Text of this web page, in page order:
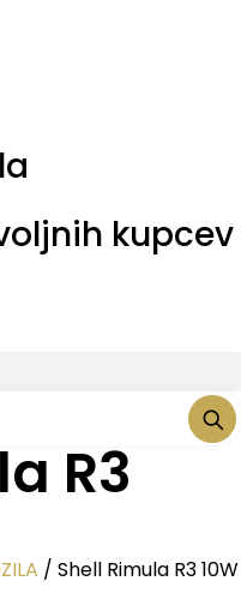
kupcev
R3
/ Shell Rimula R3 10W